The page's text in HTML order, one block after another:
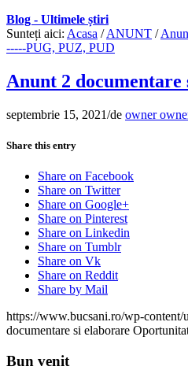
Blog - Ultimele știri
Sunteți aici: Acasa / ANUNT /
-----PUG, PUZ, PUD
Anunt 2
septembrie 15, 2021/de owner
Share this entry
Share on Facebook
Share on Twitter
Share on Google+
Share on Pinterest
Share on Linkedin
Share on Tumblr
Share on Vk
Share on Reddit
Share by Mail
https://www.bucsani.ro/wp-
documentare si elaborare
Bun venit